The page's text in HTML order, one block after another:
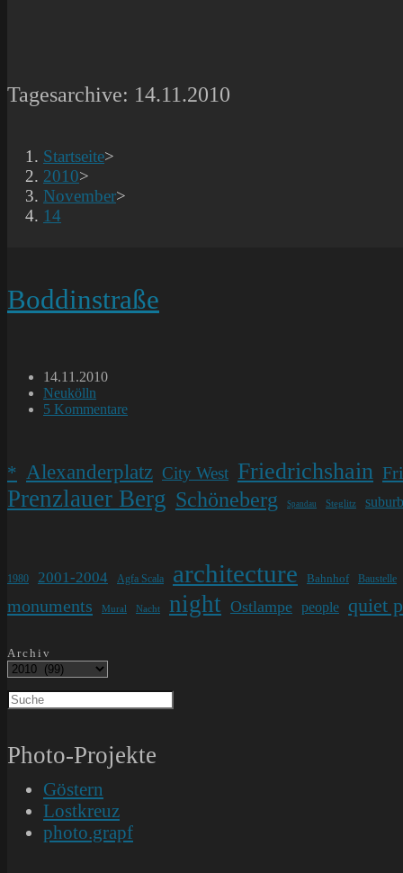
Tagesarchive: 14.11.2010
Startseite>
2010>
November>
14
Boddinstraße
Beitrag
veröffentlicht:
14.11.2010
Beitrags-
Kategorie:
Neukölln
Beitrags-
5 Kommentare
* Alexanderplatz City West Friedrichshain
Prenzlauer Berg Schöneberg Spandau Steglitz suburb
1980 2001-2004 Agfa Scala architecture Bahnhof Baustelle
monuments Mural Nacht night Ostlampe people quiet
Archiv
Photo-Projekte
Göstern
Lostkreuz
photo.grapf